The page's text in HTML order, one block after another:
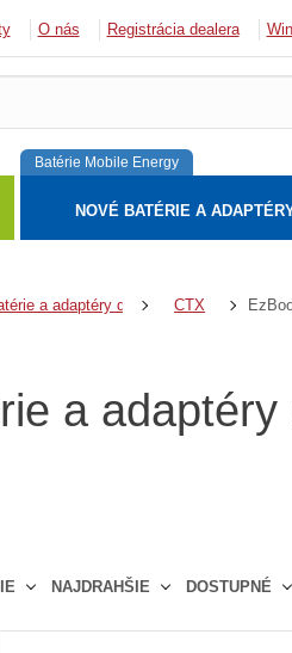
O nás Registrácia dealera
Batérie Mobile Energy
NOVÉ BATÉRIE A
a adaptéry do notebookov
CTX
a
NAJDRAHŠIE DOSTUPNÉ